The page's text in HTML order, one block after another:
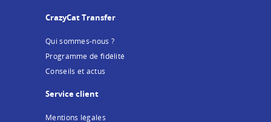
CrazyCat Transfer
Qui sommes-nous ?
Programme de fidélité
Conseils et actus
Service client
Mentions légales